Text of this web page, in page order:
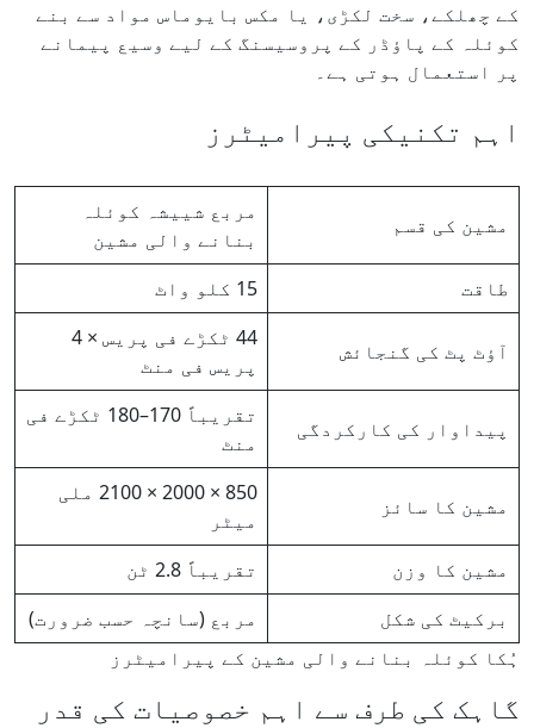
کے چھلکے، سخت لکڑی، یا مکس بایوماس مواد سے بنے
کوئلہ کے پاؤڈر کے پروسیسنگ کے لیے وسیع پیمانے
پر استعمال ہوتی ہے۔
اہم تکنیکی پیرامیٹرز
مشین کی قسم
مربع شییشہ کوئلہ
بنانے والی مشین
طاقت
15 کلو واٹ
آؤٹ پٹ کی گنجائش
44 ٹکڑے فی پریس × 4
پریس فی منٹ
پیداوار کی کارکردگی
تقریباً 170–180 ٹکڑے فی
منٹ
مشین کا سائز
850 × 2000 × 2100 ملی
میٹر
مشین کا وزن
تقریباً 2.8 ٹن
برکیٹ کی شکل
مربع (سانچہ حسب ضرورت)
ہُکا کوئلہ بنانے والی مشین کے پیرامیٹرز
گاہک کی طرف سے اہم خصوصیات کی قدر